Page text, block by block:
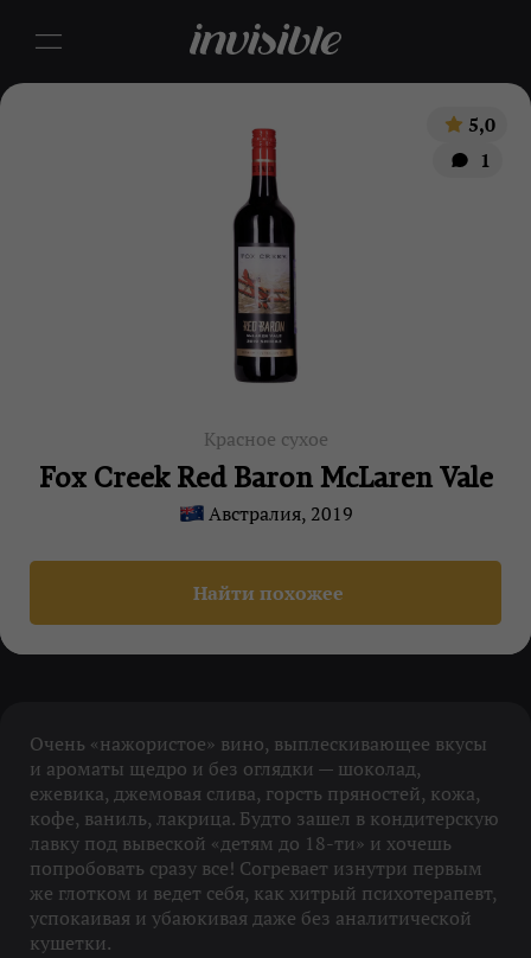
5,0
1
Красное сухое
Fox Creek Red Baron McLaren Vale
Австралия, 2019
Найти похожее
Очень «нажористое» вино, выплескивающее вкусы
и ароматы щедро и без оглядки — шоколад,
ежевика, джемовая слива, горсть пряностей, кожа,
кофе, ваниль, лакрица. Будто зашел в кондитерскую
лавку под вывеской «детям до 18-ти» и хочешь
попробовать сразу все! Согревает изнутри первым
же глотком и ведет себя, как хитрый психотерапевт,
успокаивая и убаюкивая даже без аналитической
кушетки.